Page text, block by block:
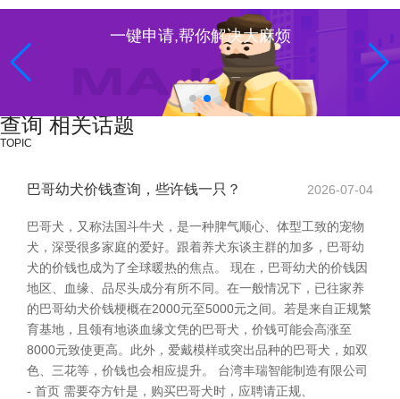
一键申请,帮你解决大麻烦
查询 相关话题
TOPIC
巴哥幼犬价钱查询，些许钱一只？ 2026-07-04
巴哥犬，又称法国斗牛犬，是一种脾气顺心、体型工致的宠物
犬，深受很多家庭的爱好。跟着养犬东谈主群的加多，巴哥幼
犬的价钱也成为了全球暖热的焦点。 现在，巴哥幼犬的价钱因
地区、血缘、品尽头成分有所不同。在一般情况下，已往家养
的巴哥幼犬价钱梗概在2000元至5000元之间。若是来自正规繁
育基地，且领有地谈血缘文凭的巴哥犬，价钱可能会高涨至
8000元致使更高。此外，爱戴模样或突出品种的巴哥犬，如双
色、三花等，价钱也会相应提升。 台湾丰瑞智能制造有限公司
- 首页 需要夺方针是，购买巴哥犬时，应聘请正规、